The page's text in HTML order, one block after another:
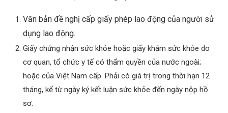
Văn bản đề nghị cấp giấy phép lao động của người sử
dụng lao động.
Giấy chứng nhận sức khỏe hoặc giấy khám sức khỏe do
cơ quan, tổ chức y tế có thẩm quyền của nước ngoài;
hoặc của Việt Nam cấp. Phải có giá trị trong thời hạn 12
tháng, kể từ ngày ký kết luận sức khỏe đến ngày nộp hồ
sơ.